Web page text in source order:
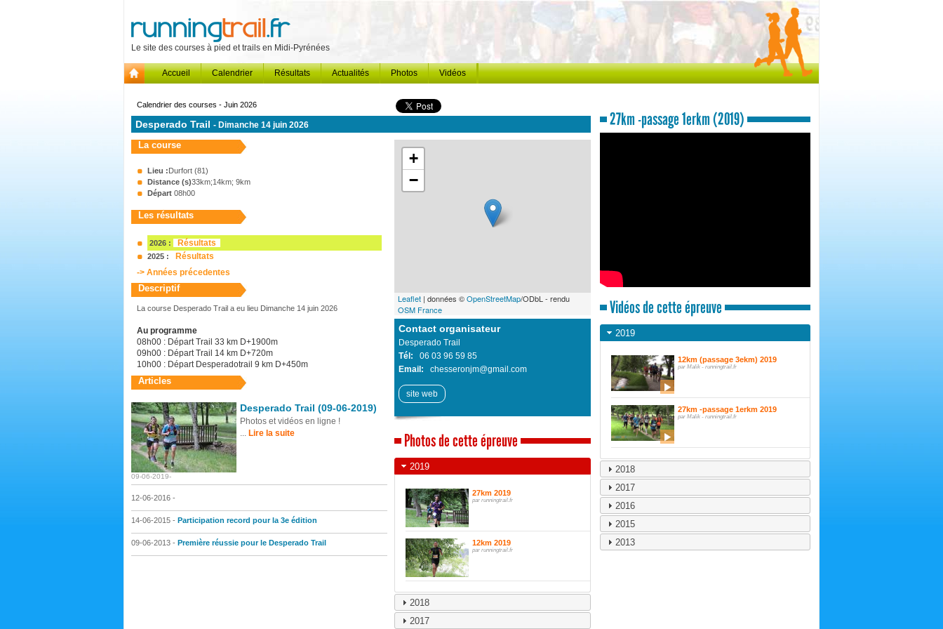
Le site des courses à pied et trails en Midi-Pyrénées
Accueil Calendrier Résultats Actualités Photos Vidéos
Calendrier des courses - Juin 2026
Desperado Trail - Dimanche 14 juin 2026
La course
Lieu :Durfort (81)
Distance (s)33km;14km; 9km
Départ 08h00
Les résultats
2026 : Résultats
2025 :
Résultats
-> Années précedentes
Descriptif
La course Desperado Trail a eu lieu Dimanche 14 juin 2026
Au programme
08h00 : Départ Trail 33 km D+1900m
09h00 : Départ Trail 14 km D+720m
10h00 : Départ Desperadotrail 9 km D+450m
Articles
09-06-2019-
Desperado Trail (09-06-2019)
Photos et vidéos en ligne !
... Lire la suite
12-06-2016 -
14-06-2015 - Participation record pour la 3e édition
09-06-2013 - Première réussie pour le Desperado Trail
+
−
Leaflet | données ©OpenStreetMap/ODbL - rendu
OSM France
Contact organisateur
Desperado Trail
Tél: 06 03 96 59 85
Email: chesseronjm@gmail.com
site web
Photos de cette épreuve
2019
27km 2019
par runningtrail.fr
12km 2019
par runningtrail.fr
2018
2017
27km -passage 1erkm (2019)
Vidéos de cette épreuve
2019
12km (passage 3ekm) 2019
par Malik - runningtrail.fr
27km -passage 1erkm 2019
par Malik - runningtrail.fr
2018
2017
2016
2015
2013